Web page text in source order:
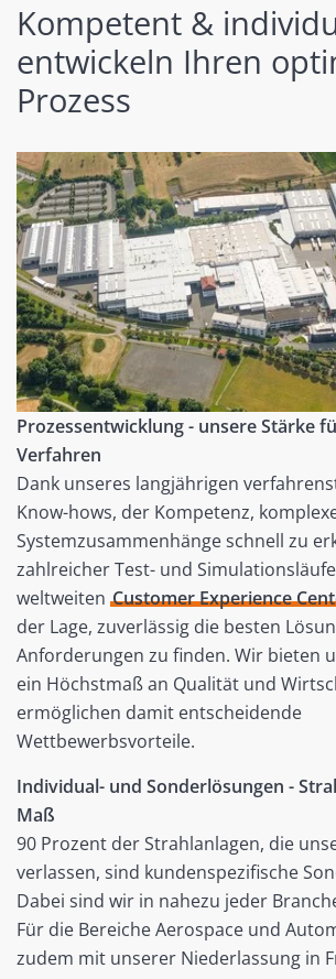
Kompetent &
entwickeln Ihren
Prozess
Prozessentwicklung - unsere Stärke
Verfahren
Dank unseres langjährigen
Know-hows, der Kompetenz,
Systemzusammenhänge schnell zu
zahlreicher Test- und
weltweiten Customer Experience
der Lage, zuverlässig die besten
Anforderungen zu finden. Wir bieten
ein Höchstmaß an Qualität und
ermöglichen damit entscheidende
Wettbewerbsvorteile.
Individual- und Sonderlösungen -
Maß
90 Prozent der Strahlanlagen, die
verlassen, sind kundenspezifische
Dabei sind wir in nahezu jeder
Für die Bereiche Aerospace und
zudem mit unserer Niederlassung in